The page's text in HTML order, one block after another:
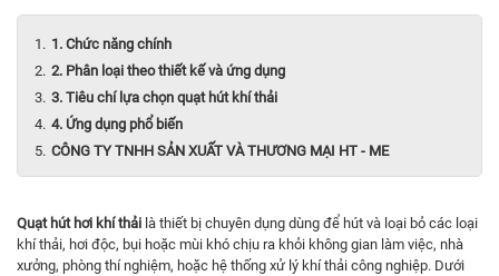
1. Chức năng chính
2. Phân loại theo thiết kế và ứng dụng
3. Tiêu chí lựa chọn quạt hút khí thải
4. Ứng dụng phổ biến
CÔNG TY TNHH SẢN XUẤT VÀ THƯƠNG MẠI HT - ME
Quạt hút hơi khí thải là thiết bị chuyên dụng dùng để hút và loại bỏ các loại
khí thải, hơi độc, bụi hoặc mùi khó chịu ra khỏi không gian làm việc, nhà
xưởng, phòng thí nghiệm, hoặc hệ thống xử lý khí thải công nghiệp. Dưới